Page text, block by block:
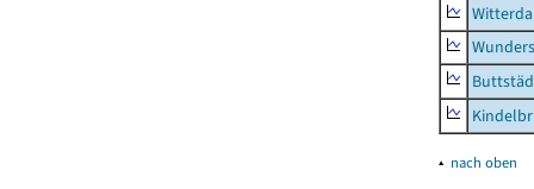
Witterda
▴ nach oben